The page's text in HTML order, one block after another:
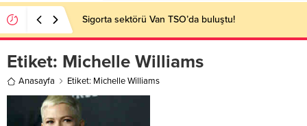
Sigorta sektörü Van TSO’da buluştu!
Etiket: Michelle Williams
Anasayfa Etiket: Michelle Williams